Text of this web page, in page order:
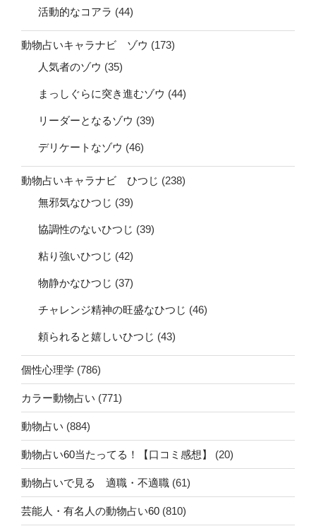
活動的なコアラ (44)
動物占いキャラナビ ゾウ (173)
人気者のゾウ (35)
まっしぐらに突き進むゾウ (44)
リーダーとなるゾウ (39)
デリケートなゾウ (46)
動物占いキャラナビ ひつじ (238)
無邪気なひつじ (39)
協調性のないひつじ (39)
粘り強いひつじ (42)
物静かなひつじ (37)
チャレンジ精神の旺盛なひつじ (46)
頼られると嬉しいひつじ (43)
個性心理学 (786)
カラー動物占い (771)
動物占い (884)
動物占い60当たってる！【口コミ感想】 (20)
動物占いで見る 適職・不適職 (61)
芸能人・有名人の動物占い60 (810)